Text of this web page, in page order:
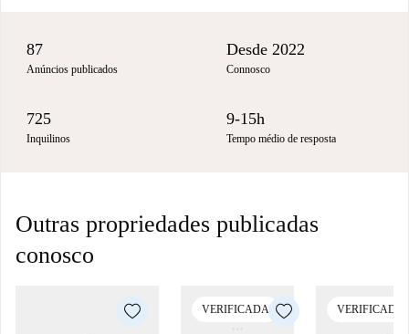
87
Anúncios publicados
Desde 2022
Connosco
725
Inquilinos
9-15h
Tempo médio de resposta
Outras propriedades publicadas
conosco
VERIFICADA VERIFICADA